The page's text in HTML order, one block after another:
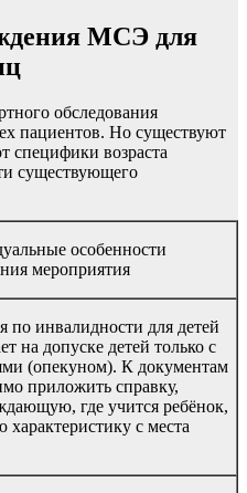
МСЭ для
обследования
пациентов. Но существуют
специфики возраста
существующего
особенности
мероприятия
по инвалидности для детей
на допуске детей только с
(опекуном). К документам
приложить справку,
где учится ребёнок,
характеристику с места